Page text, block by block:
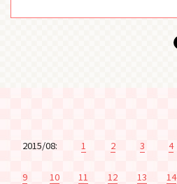
2015/08: 1 2 3 4
9 10 11 12 13 14